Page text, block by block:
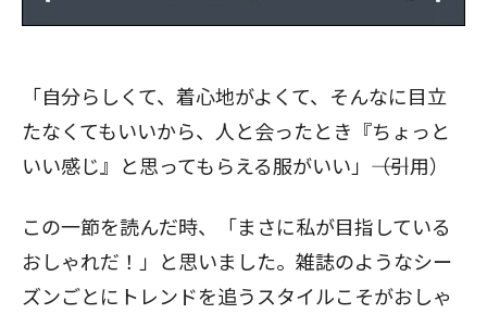
「自分らしくて、着心地がよくて、そんなに目立
たなくてもいいから、人と会ったとき『ちょっと
いい感じ』と思ってもらえる服がいい」――（引用）
この一節を読んだ時、「まさに私が目指している
おしゃれだ！」と思いました。雑誌のようなシー
ズンごとにトレンドを追うスタイルこそがおしゃ